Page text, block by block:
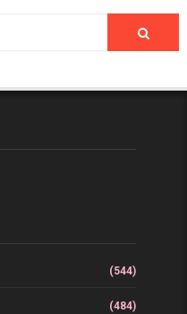
(544)
(484)